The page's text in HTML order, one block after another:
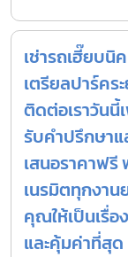
เช่ารถเฮี๊ยบนิ
เตรียลปาร์คร
ติดต่อเราวันนี้
รับคำปรึกษาแ
เสนอราคาฟรี
เนรมิตทุกงา
คุณให้เป็นเรื่อ
และคุ้มค่าที่สุด